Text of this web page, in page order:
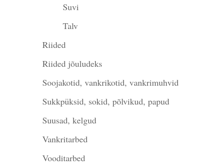
Suvi
Talv
Riided
Riided jõuludeks
Soojakotid, vankrikotid, vankrimuhvid
Sukkpüksid, sokid, põlvikud, papud
Suusad, kelgud
Vankritarbed
Vooditarbed